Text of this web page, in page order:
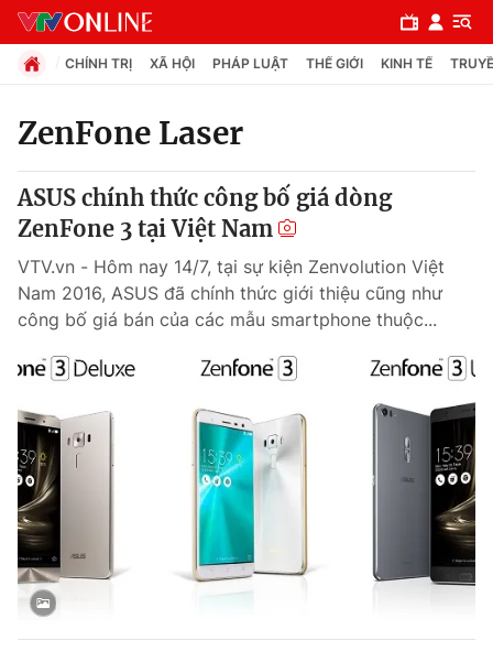
Chuyên mục
Chính trị
Xã hội
Y tế
Thế giới
Tin tức
Thế giới đó đây
Câu chuyện quốc tế
Kinh tế
Tài chính
Dữ liệu và đời sống
CHÍNH TRỊ XÃ HỘI PHÁP LUẬT THẾ GIỚI KINH TẾ
ZenFone Laser
ASUS chính thức công bố giá dòng
ZenFone 3 tại Việt Nam
VTV.vn - Hôm nay 14/7, tại sự kiện Zenvolution Việt
Nam 2016, ASUS đã chính thức giới thiệu cũng như
công bố giá bán của các mẫu smartphone thuộc...